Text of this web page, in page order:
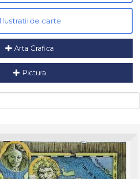
Ilustratii de carte
Arta Grafica
Pictura